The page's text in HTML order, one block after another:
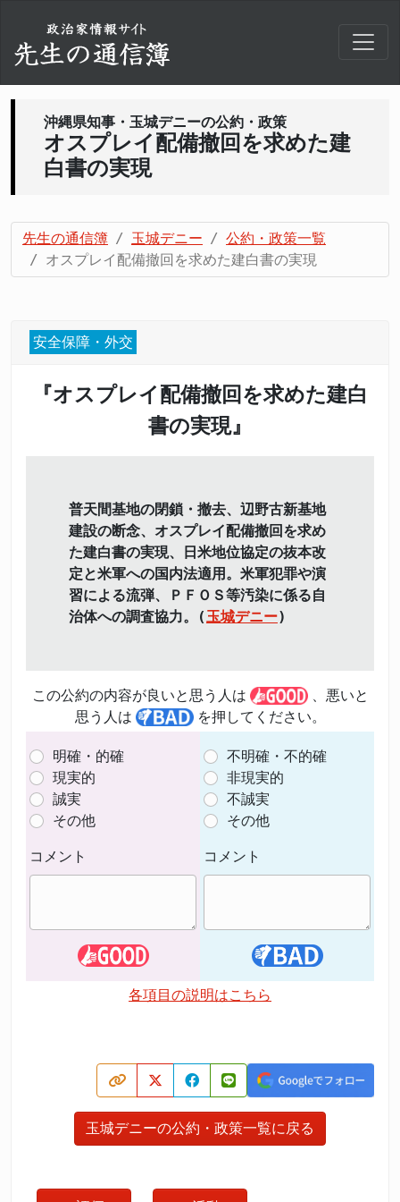
沖縄県知事・玉城デニーの公約・政策
オスプレイ配備撤回を求めた建
白書の実現
先生の通信簿 玉城デニー
公約・政策一覧
オスプレイ配備撤回を求めた建白書の実現
安全保障・外交
『オスプレイ配備撤回を求めた建白
書の実現』
普天間基地の閉鎖・撤去、辺野古新基地
建設の断念、オスプレイ配備撤回を求め
た建白書の実現、日米地位協定の抜本改
定と米軍への国内法適用。米軍犯罪や演
習による流弾、ＰＦＯＳ等汚染に係る自
治体への調査協力。( 玉城デニー)
この公約の内容が良いと思う人は
、悪いと
思う人は
を押してください。
明確・的確
現実的
誠実
その他
コメント
不明確・不的確
非現実的
不誠実
その他
コメント
各項目の説明はこちら
玉城デニーの公約・政策一覧に戻る